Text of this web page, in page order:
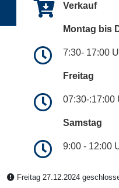
Verkauf
Montag bis
7:30- 17:00
Freitag
07:30-:17:00
Samstag
9:00 - 12:00
Freitag 27.12.2024